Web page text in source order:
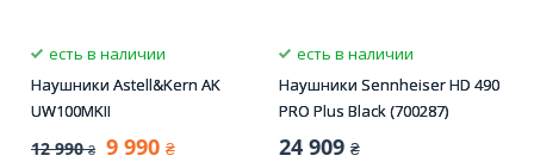
есть в наличии
Наушники Astell&Kern AK
UW100MKII
12 990 ₴ 9 990 ₴
есть в наличии
Наушники Sennheiser HD 490
PRO Plus Black (700287)
24 909 ₴